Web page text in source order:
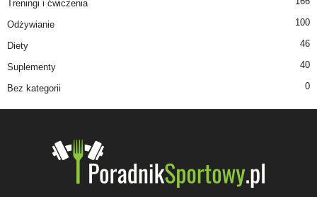
Treningi i ćwiczenia
Odżywianie 100
Diety 46
Suplementy 40
Bez kategorii 0